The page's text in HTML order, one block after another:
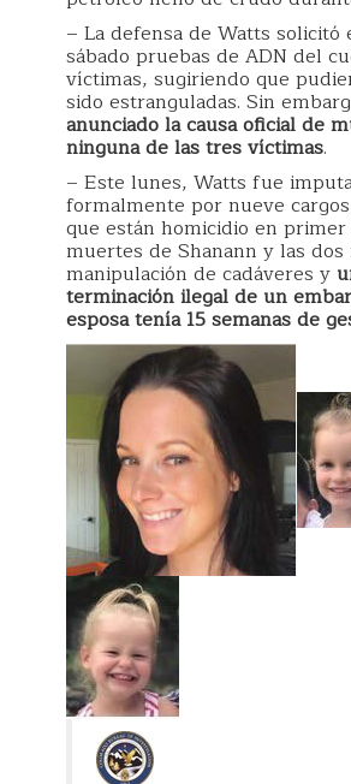
– La defensa de Watts solicitó
sábado pruebas de ADN del
víctimas, sugiriendo que
sido estranguladas. Sin
anunciado la causa oficial de
ninguna de las tres víctimas.
– Este lunes, Watts fue
formalmente por nueve
que están homicidio en
muertes de Shanann y las
manipulación de cadáveres y
terminación ilegal de un
esposa tenía 15 semanas de